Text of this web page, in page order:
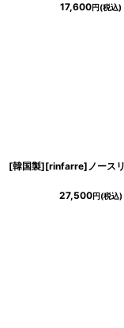
17,600円(税込)
27,500円(税込)